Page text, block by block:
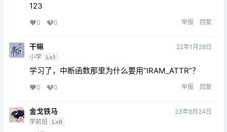
123
0 0 举报 回复
干嘛
小学 Lv1
22年1月28日
学习了，中断函数那里为什么要用“IRAM_ATTR”？
0 0 举报 回复
金戈铁马
学前班 Lv0
23年9月24日